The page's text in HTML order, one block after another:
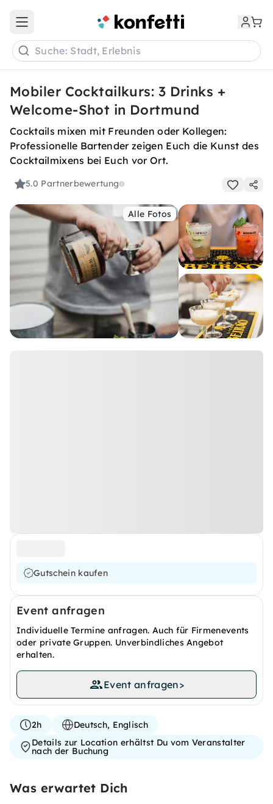
Open main menu
Suche: Stadt, Erlebnis
Mobiler Cocktailkurs: 3 Drinks +
Welcome-Shot in Dortmund
Cocktails mixen mit Freunden oder Kollegen:
Professionelle Bartender zeigen Euch die Kunst des
Cocktailmixens bei Euch vor Ort.
5.0 Partnerbewertung
Alle Fotos
Gutschein kaufen
Event anfragen
Individuelle Termine anfragen. Auch für Firmenevents
oder private Gruppen. Unverbindliches Angebot
erhalten.
Event anfragen>
2h
Deutsch, Englisch
Details zur Location erhältst Du vom Veranstalter
nach der Buchung
Was erwartet Dich